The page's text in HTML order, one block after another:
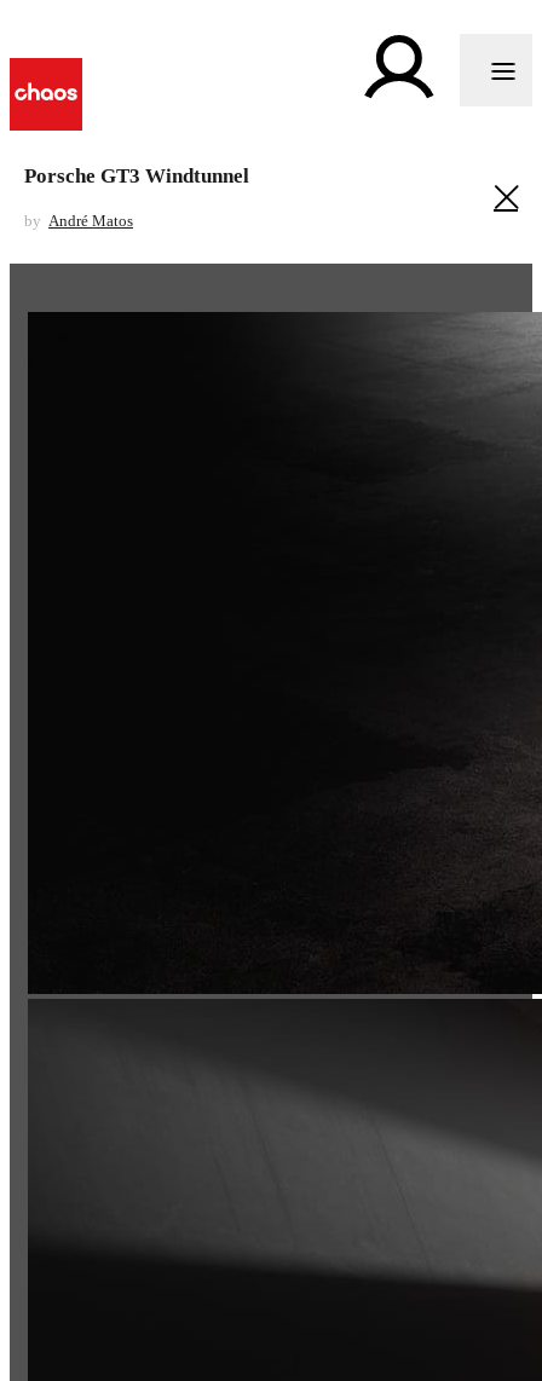
Porsche GT3 Windtunnel
by André Matos